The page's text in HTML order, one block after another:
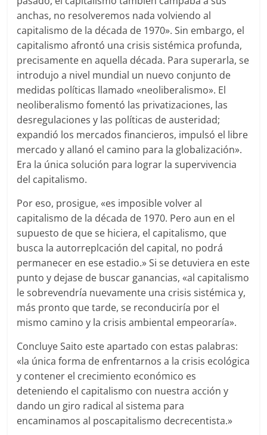
anchas, no resolveremos nada volviendo al
capitalismo de la década de 1970». Sin embargo, el
capitalismo afrontó una crisis sistémica profunda,
precisamente en aquella década. Para superarla, se
introdujo a nivel mundial un nuevo conjunto de
medidas políticas llamado «neoliberalismo». El
neoliberalismo fomentó las privatizaciones, las
desregulaciones y las políticas de austeridad;
expandió los mercados financieros, impulsó el libre
mercado y allanó el camino para la globalización».
Era la única solución para lograr la supervivencia
del capitalismo.
Por eso, prosigue, «es imposible volver al
capitalismo de la década de 1970. Pero aun en el
supuesto de que se hiciera, el capitalismo, que
busca la autorreplcación del capital, no podrá
permanecer en ese estadio.» Si se detuviera en este
punto y dejase de buscar ganancias, «al capitalismo
le sobrevendría nuevamente una crisis sistémica y,
más pronto que tarde, se reconduciría por el
mismo camino y la crisis ambiental empeoraría».
Concluye Saito este apartado con estas palabras:
«la única forma de enfrentarnos a la crisis ecológica
y contener el crecimiento económico es
deteniendo el capitalismo con nuestra acción y
dando un giro radical al sistema para
encaminamos al poscapitalismo decrecentista.»